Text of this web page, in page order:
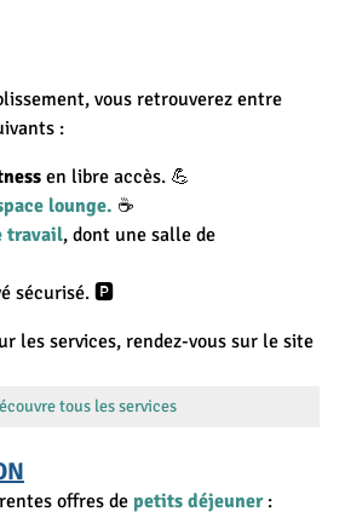
vous retrouverez entre
:
en libre accès. 💪
lounge. ☕
travail, dont une salle de
sécurisé. 🅿
les services, rendez-vous sur le site
tous les services
offres de petits déjeuner: